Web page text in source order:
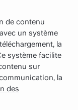
de contenu
un système
la
système facilite
sur
la
des